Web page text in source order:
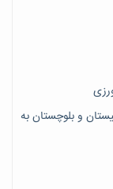
سیستان و بلوچستان به